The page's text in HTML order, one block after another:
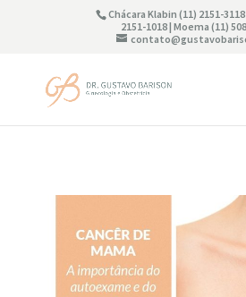
Chácara Klabin (11) 2151-
2151-1018 | Moema (11)